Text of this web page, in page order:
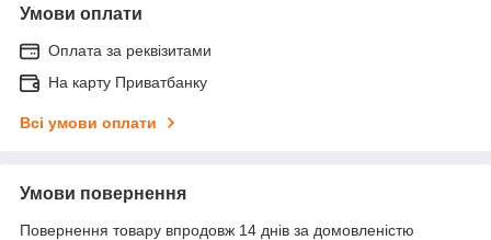
Умови оплати
Оплата за реквізитами
На карту Приватбанку
Всі умови оплати
Умови повернення
Повернення товару впродовж 14 днів за домовленістю